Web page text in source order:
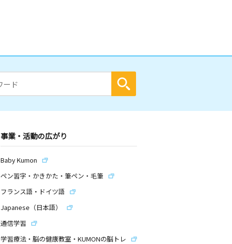
事業・活動の広がり
Baby Kumon
ペン習字・かきかた・筆ペン・毛筆
フランス語・ドイツ語
Japanese（日本語）
通信学習
学習療法・脳の健康教室・KUMONの脳トレ